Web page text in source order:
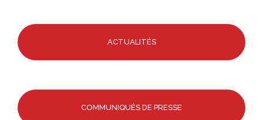
ACTUALITÉS
COMMUNIQUÉS DE PRESSE